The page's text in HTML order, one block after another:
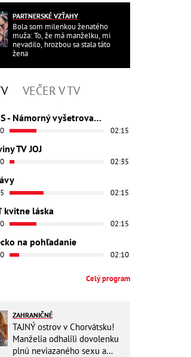
PARTNERSKÉ VZŤAHY
Bola som milenkou ženatého
muža: To, že má manželku, mi
nevadilo, hrozbou sa stala táto
žena
VEČER V TV
NCIS - Námorný vyšetrovací úrad
02:15
TV JOJ
02:35
02:15
kvitne láska
02:15
na pohľadanie
02:10
Celý program
ZAHRANIČNÉ
TAJNÝ ostrov v Chorvátsku!
Manželia odhalili dovolenku
plnú neviazaného sexu a